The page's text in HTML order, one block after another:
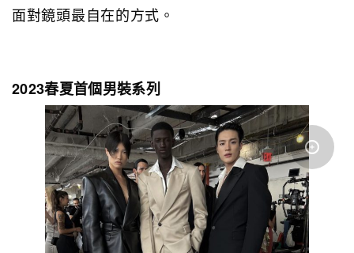
面對鏡頭最自在的方式。
2023春夏首個男裝系列